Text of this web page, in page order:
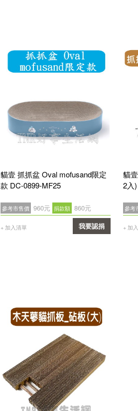
貓壹 抓抓盆 Oval mofusand限定
款 DC-0899-MF25
參考市售價 960元 捐款額 860元
+ 加入清單 我要認捐
貓
2入
參考
+ 加